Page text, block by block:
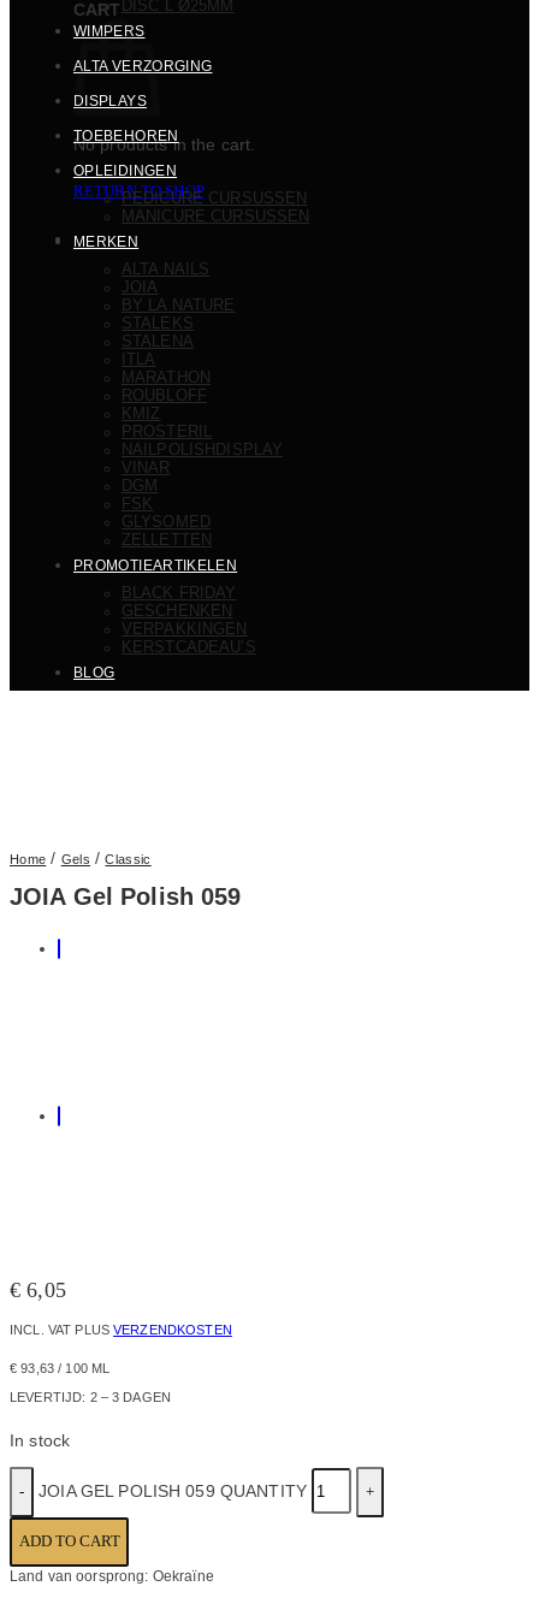
CART
No products in the cart.
RETURN TO SHOP
DISC L Ø25MM
WIMPERS
ALTA VERZORGING
DISPLAYS
TOEBEHOREN
OPLEIDINGEN
PEDICURE CURSUSSEN
MANICURE CURSUSSEN
MERKEN
ALTA NAILS
JOIA
BY LA NATURE
STALEKS
STALENA
ITLA
MARATHON
ROUBLOFF
KMIZ
PROSTERIL
NAILPOLISHDISPLAY
VINAR
DGM
FSK
GLYSOMED
ZELLETTEN
PROMOTIEARTIKELEN
BLACK FRIDAY
GESCHENKEN
VERPAKKINGEN
KERSTCADEAU’S
BLOG
Home / Gels / Classic
JOIA Gel Polish 059
€ 6,05
INCL. VAT PLUSVERZENDKOSTEN
€ 93,63/ 100 ML
LEVERTIJD: 2 – 3 DAGEN
In stock
JOIA GEL POLISH 059 QUANTITY
ADD TO CART
Land van oorsprong: Oekraïne